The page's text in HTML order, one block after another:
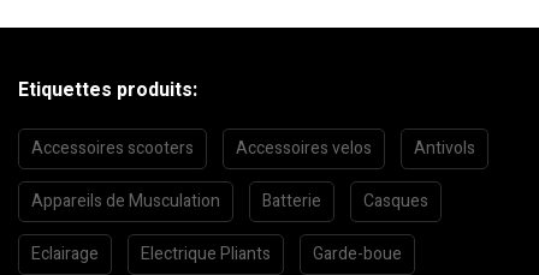
Etiquettes produits:
Accessoires scooters Accessoires velos Antivols
Appareils de Musculation Batterie Casques
Eclairage Electrique Pliants Garde-boue